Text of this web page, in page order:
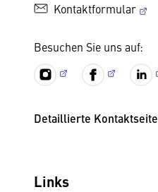
Kontaktformular
Besuchen Sie uns auf:
Detaillierte Kontaktseite
Links